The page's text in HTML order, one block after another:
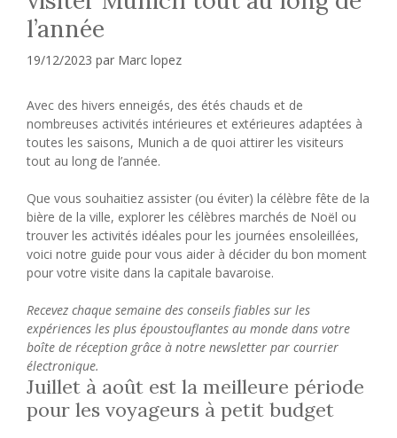
l’année
19/12/2023 par Marc lopez
Avec des hivers enneigés, des étés chauds et de
nombreuses activités intérieures et extérieures adaptées à
toutes les saisons, Munich a de quoi attirer les visiteurs
tout au long de l’année.
Que vous souhaitiez assister (ou éviter) la célèbre fête de la
bière de la ville, explorer les célèbres marchés de Noël ou
trouver les activités idéales pour les journées ensoleillées,
voici notre guide pour vous aider à décider du bon moment
pour votre visite dans la capitale bavaroise.
Recevez chaque semaine des conseils fiables sur les
expériences les plus époustouflantes au monde dans votre
boîte de réception grâce à notre newsletter par courrier
électronique.
Juillet à août est la meilleure période
pour les voyageurs à petit budget